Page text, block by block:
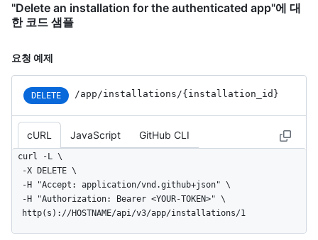
  "suspended_by": null
}
"Delete an installation for the authenticated app"에 대
한 코드 샘플
요청 예제
DELETE /app/installations/{installation_ id}
cURL JavaScript GitHub CLI
curl -L \
  http(s)://HOSTNAME/api/v3/app/installations/1